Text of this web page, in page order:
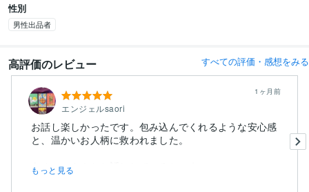
性別
男性出品者
高評価のレビュー すべての評価・感想をみる
エンジェルsaori
1ヶ月前
お話し楽しかったです。包み込んでくれるような安心感
と、温かいお人柄に救われました。
あゆママさんとお話ししていると、ま...
もっと見る